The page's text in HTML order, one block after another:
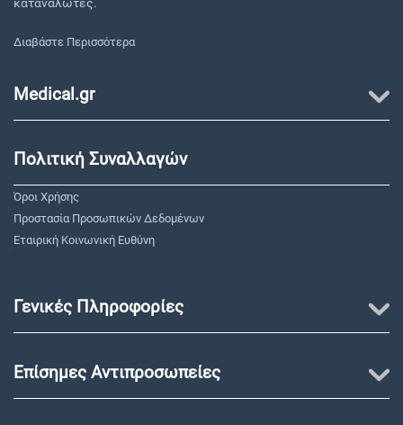
Διαβάστε Περισσότερα
Medical.gr
Πολιτική Συναλλαγών
Όροι Χρήσης
Προστασία Προσωπικών Δεδομένων
Εταιρική Κοινωνική Ευθύνη
"
Γενικές Πληροφορίες
Επίσημες Αντιπροσωπείες